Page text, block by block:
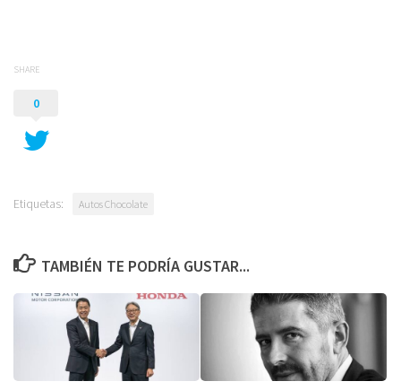
SHARE
0
Etiquetas: Autos Chocolate
TAMBIÉN TE PODRÍA GUSTAR...